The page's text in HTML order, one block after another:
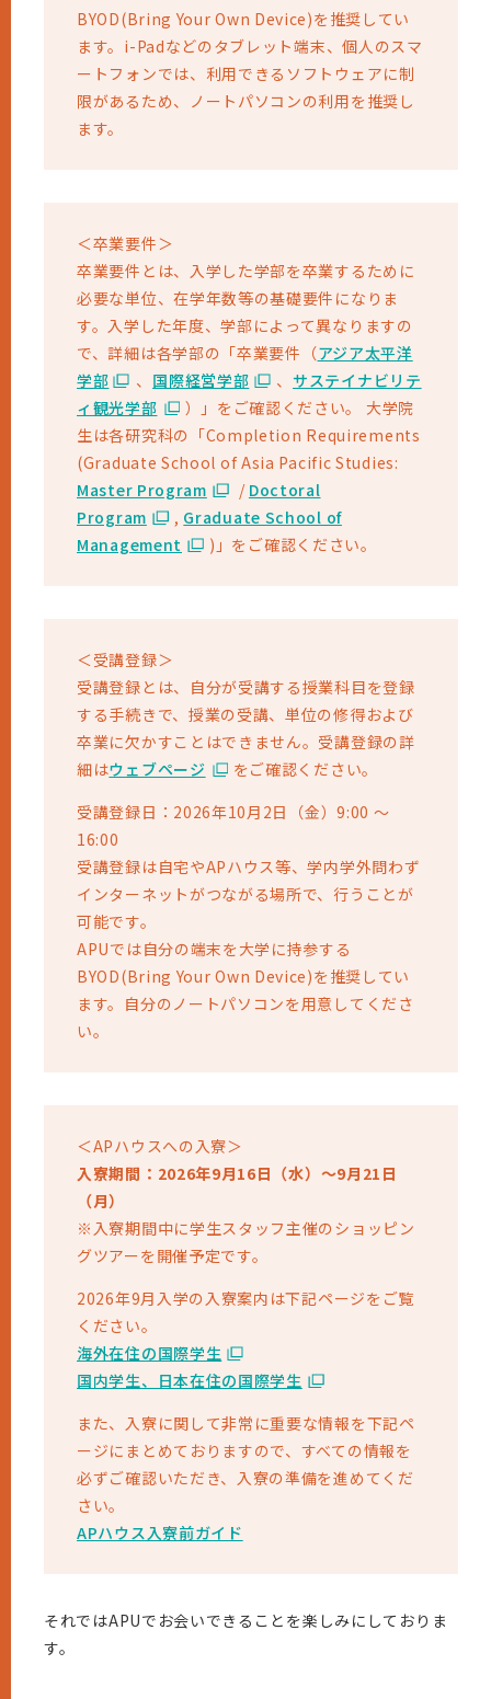
BYOD(Bring Your Own Device)を推奨してい
ます。i-Padなどのタブレット端末、個人のスマ
ートフォンでは、利用できるソフトウェアに制
限があるため、ノートパソコンの利用を推奨し
ます。
＜卒業要件＞
卒業要件とは、入学した学部を卒業するために
必要な単位、在学年数等の基礎要件になりま
す。入学した年度、学部によって異なりますの
で、詳細は各学部の「卒業要件（アジア太平洋
学部
、 国際経営学部 、サステイナビリテ
ィ観光学部
）」をご確認ください。 大学院
生は各研究科の「Completion Requirements
(Graduate School of Asia Pacific Studies:
Master Program
/ Doctoral
Program
, Graduate School of
Management
)」をご確認ください。
＜受講登録＞
受講登録とは、自分が受講する授業科目を登録
する手続きで、授業の受講、単位の修得および
卒業に欠かすことはできません。受講登録の詳
細はウェブページ
をご確認ください。
受講登録日：2026年10月2日（金）9:00 ～
16:00
受講登録は自宅やAPハウス等、学内学外問わず
インターネットがつながる場所で、行うことが
可能です。
APUでは自分の端末を大学に持参する
BYOD(Bring Your Own Device)を推奨してい
ます。自分のノートパソコンを用意してくださ
い。
＜APハウスへの入寮＞
入寮期間：2026年9月16日（水）～9月21日
（月）
※入寮期間中に学生スタッフ主催のショッピン
グツアーを開催予定です。
2026年9月入学の入寮案内は下記ページをご覧
ください。
海外在住の国際学生
国内学生、日本在住の国際学生
また、入寮に関して非常に重要な情報を下記ペ
ージにまとめておりますので、すべての情報を
必ずご確認いただき、入寮の準備を進めてくだ
さい。
APハウス入寮前ガイド
それではAPUでお会いできることを楽しみにしておりま
す。